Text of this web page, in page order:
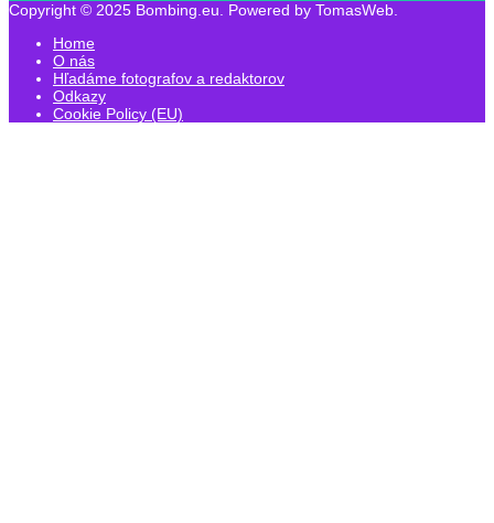
Copyright © 2025 Bombing.eu. Powered by TomasWeb.
Home
O nás
Hľadáme fotografov a redaktorov
Odkazy
Cookie Policy (EU)